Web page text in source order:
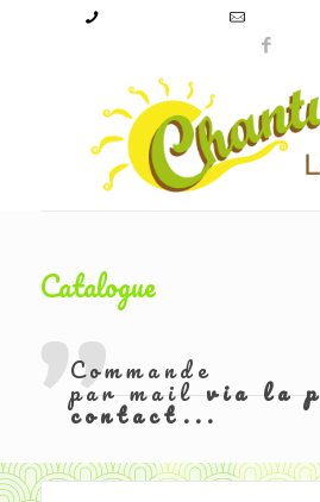
Catalogue
Commande
par mailvia la
contact...